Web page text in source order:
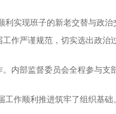
实现班子的新老交替与政治
作严谨规范，切实选出政治
内部监督委员会全程参与支
作顺利推进筑牢了组织基础。